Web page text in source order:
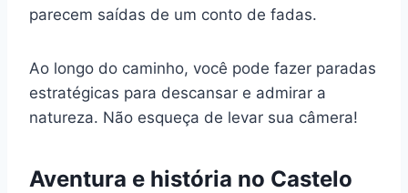
parecem saídas de um conto de fadas.
Ao longo do caminho, você pode fazer paradas
estratégicas para descansar e admirar a
natureza. Não esqueça de levar sua câmera!
Aventura e história no Castelo